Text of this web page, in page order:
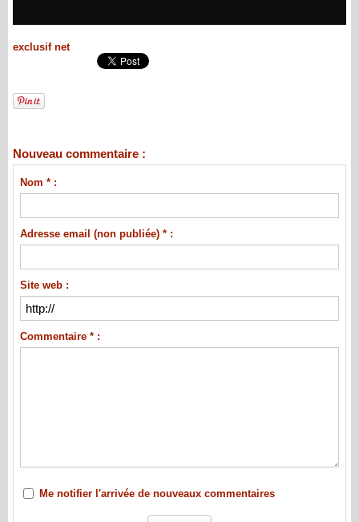
exclusif net
Nouveau commentaire :
Nom * :
Adresse email (non publiée) * :
Site web :
Commentaire * :
Me notifier l'arrivée de nouveaux commentaires